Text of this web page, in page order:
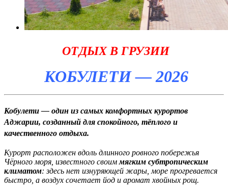
ОТДЫХ В ГРУЗИИ
КОБУЛЕТИ — 2026
Кобулети — один из самых комфортных курортов
Аджарии, созданный для спокойного, тёплого и
качественного отдыха.
Курорт расположен вдоль длинного ровного побережья
Чёрного моря, известного своиммягким субтропическим
климатом: здесь нет изнуряющей жары, море прогревается
быстро, а воздух сочетает йод и аромат хвойных рощ.